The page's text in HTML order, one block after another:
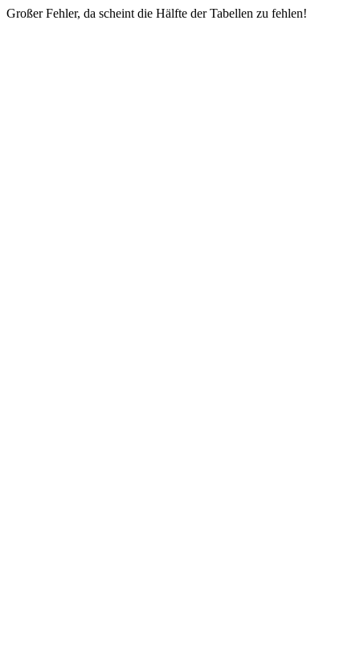
Großer Fehler, da scheint die Hälfte der Tabellen zu fehlen!